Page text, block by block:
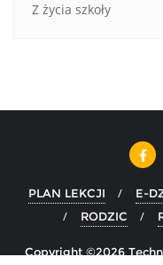
Z życia szkoły
PLAN LEKCJI E-
RODZIC
Copyright ©2026